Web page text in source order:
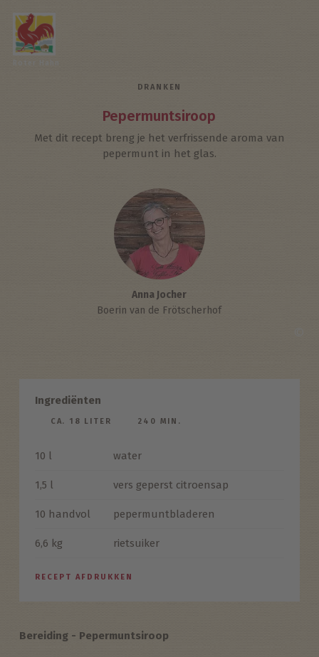
DRANKEN
Pepermuntsiroop
Met dit recept breng je het verfrissende aroma van
pepermunt in het glas.
Anna Jocher
Boerin van de Frötscherhof
Ingrediënten
CA. 18 LITER 240 MIN.
10 l water
1,5 l vers geperst citroensap
10 handvol pepermuntbladeren
6,6 kg rietsuiker
RECEPT AFDRUKKEN
Bereiding - Pepermuntsiroop